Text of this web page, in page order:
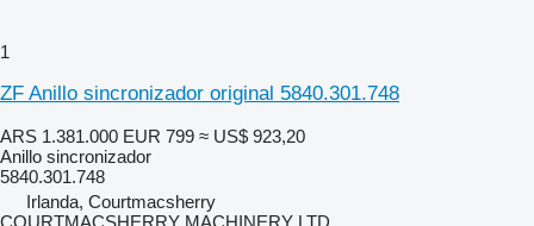
1
ZF Anillo sincronizador original 5840.301.748
ARS 1.381.000 EUR 799 ≈ US$ 923,20
Anillo sincronizador
5840.301.748
Irlanda, Courtmacsherry
COURTMACSHERRY MACHINERY LTD